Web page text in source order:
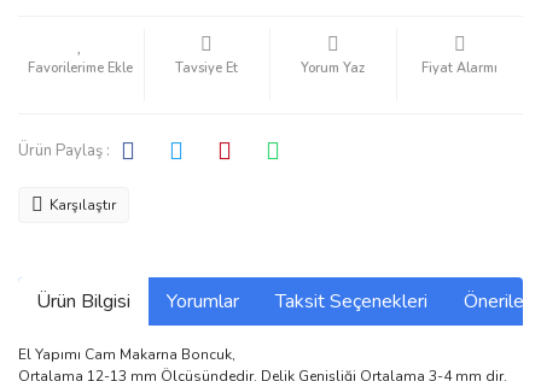
Tavsiye Et Yorum Yaz Fiyat Alarmı
Ürün Paylaş :
Karşılaştır
Ürün Bilgisi Yorumlar Taksit Seçenekleri
El Yapımı Cam Makarna Boncuk,
Ortalama 12-13 mm Ölçüsündedir. Delik Genişliği Ortalama 3-4 mm dir.